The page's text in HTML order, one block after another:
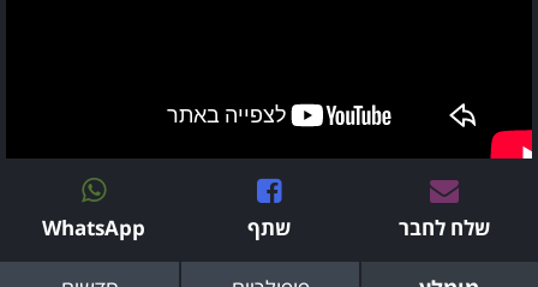
שלח לחבר שתף WhatsApp